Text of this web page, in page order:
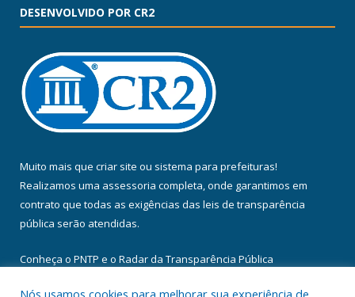
DESENVOLVIDO POR CR2
Muito mais que criar site ou sistema para prefeituras!
Realizamos uma assessoria completa, onde garantimos em
contrato que todas as exigências das leis de transparência
pública serão atendidas.
Conheça o PNTP e o Radar da Transparência Pública
Nós usamos cookies para melhorar sua experiência de